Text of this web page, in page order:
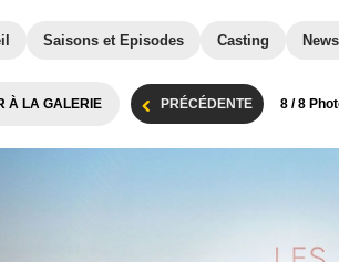
Saisons et Episodes Casting News
À LA GALERIE PRÉCÉDENTE 8 / 8